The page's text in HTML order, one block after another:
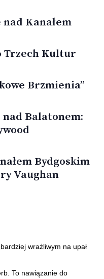
Kanałem
Trzech Kultur
Brzmienia”
Balatonem:
Bydgoskim
Vaughan
wrażliwym na upał
To nawiązanie do